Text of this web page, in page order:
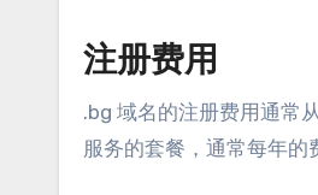
注册费用
.bg 域名的注册费用通常
服务的套餐，通常每年的